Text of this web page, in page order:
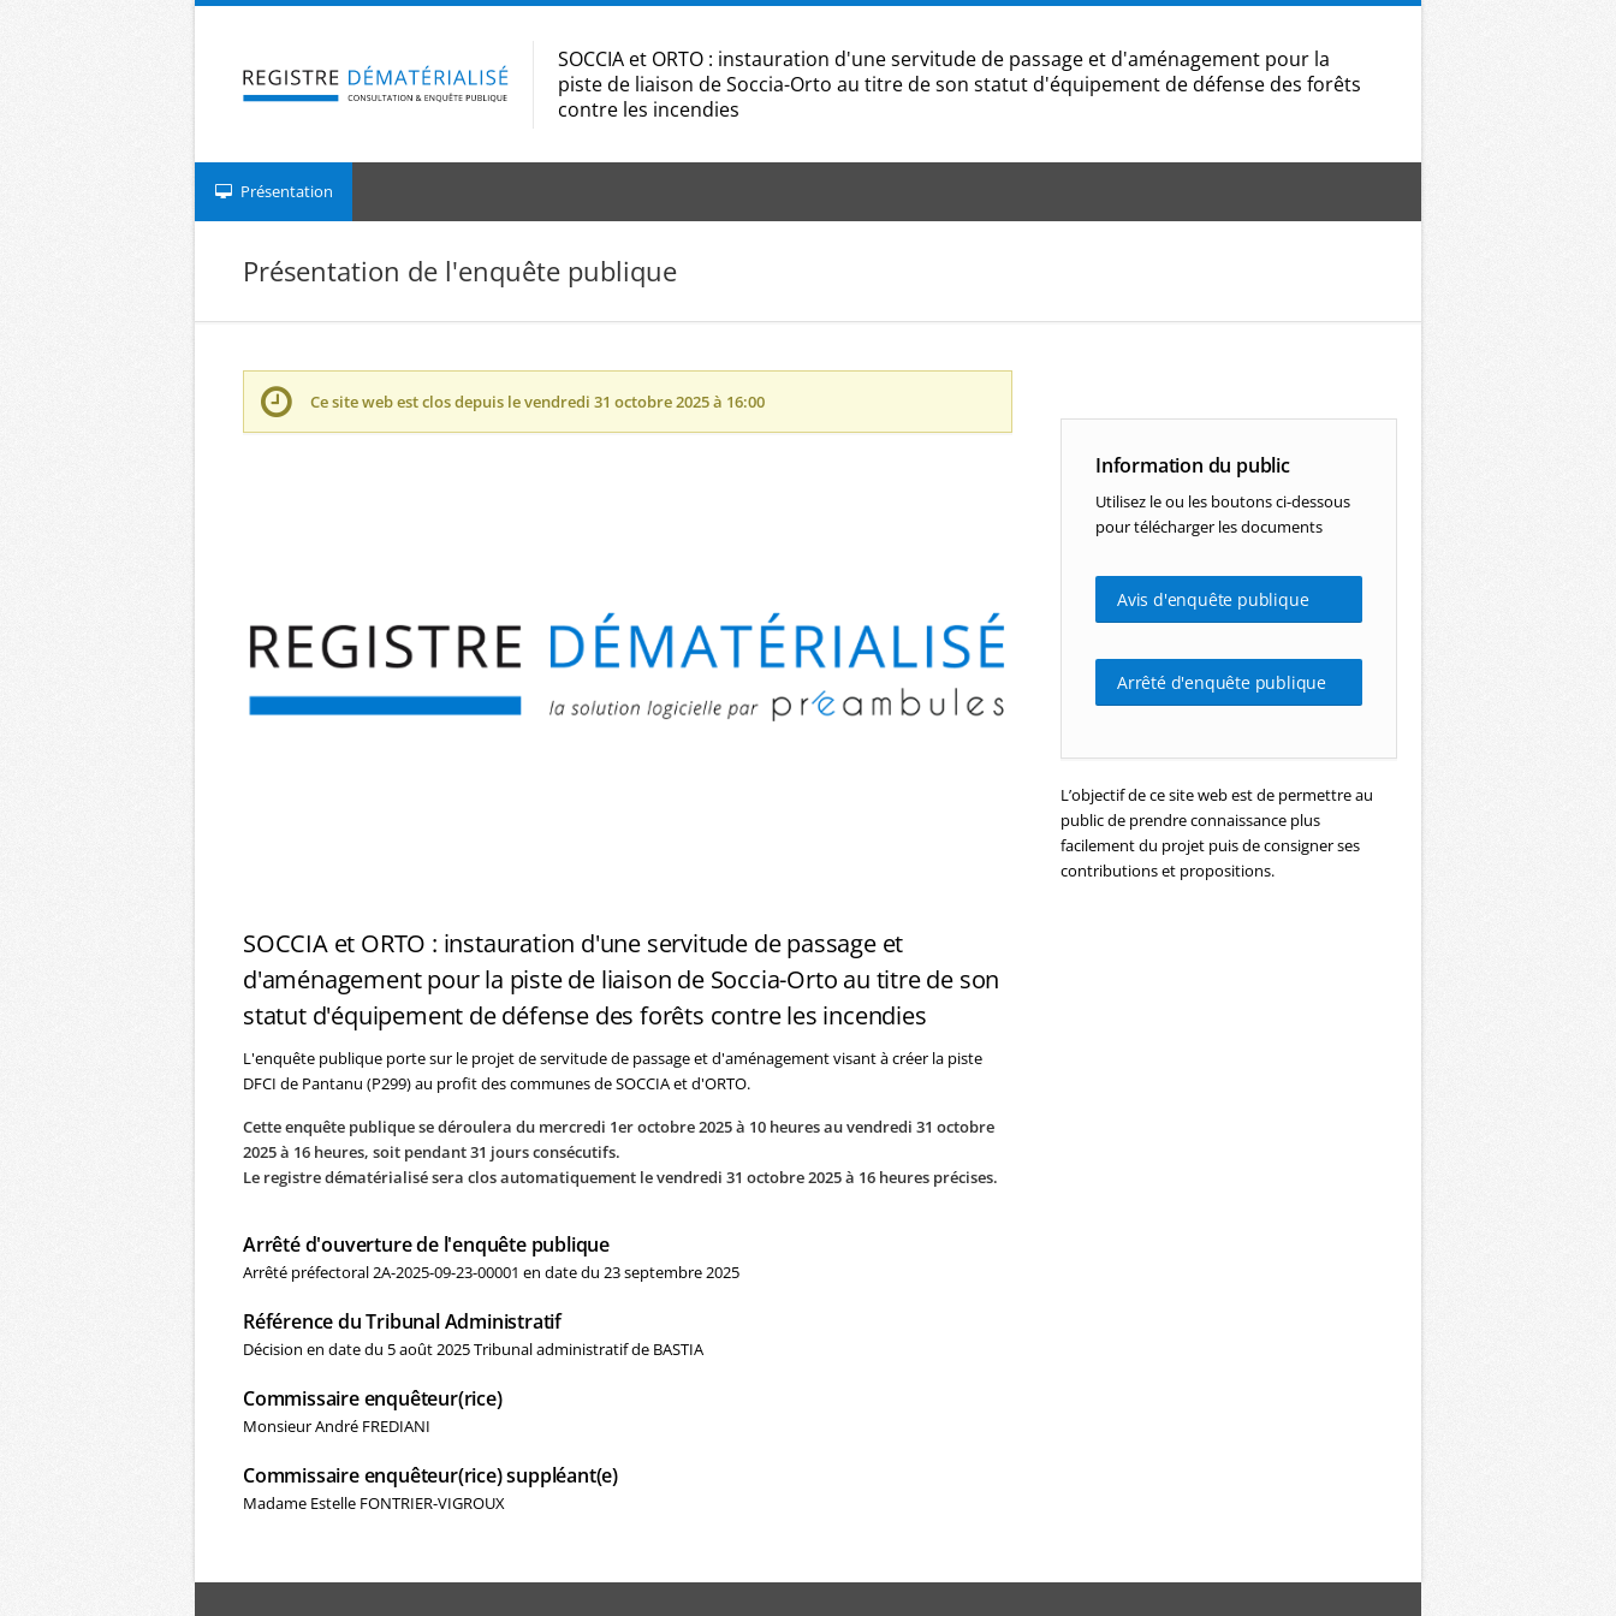
Aller au contenu
SOCCIA et ORTO : instauration d'une servitude de passage et d'aménagement pour la
piste de liaison de Soccia-Orto au titre de son statut d'équipement de défense des forêts
contre les incendies
Présentation
Présentation de l'enquête publique
Ce site web est clos depuis levendredi 31 octobre 2025 à 16:00
SOCCIA et ORTO : instauration d'une servitude de passage et
d'aménagement pour la piste de liaison de Soccia-Orto au titre de son
statut d'équipement de défense des forêts contre les incendies
L'enquête publique porte sur le projet de servitude de passage et d'aménagement visant à créer la piste
DFCI de Pantanu (P299) au profit des communes de SOCCIA et d'ORTO.
Cette enquête publique se déroulera du mercredi 1er octobre 2025 à 10 heures au vendredi 31 octobre
2025 à 16 heures, soit pendant 31 jours consécutifs.
Le registre dématérialisé sera clos automatiquement le vendredi 31 octobre 2025 à 16 heures précises.
Arrêté d'ouverture de l'enquête publique
Arrêté préfectoral 2A-2025-09-23-00001 en date du 23 septembre 2025
Référence du Tribunal Administratif
Décision en date du 5 août 2025 Tribunal administratif de BASTIA
Commissaire enquêteur(rice)
Monsieur André FREDIANI
Commissaire enquêteur(rice) suppléant(e)
Madame Estelle FONTRIER-VIGROUX
Information du public
Utilisez le ou les boutons ci-dessous
pour télécharger les documents
Avis d'enquête publique
Arrêté d'enquête publique
L’objectif de ce site web est de permettre au
public de prendre connaissance plus
facilement du projet puis de consigner ses
contributions et propositions.